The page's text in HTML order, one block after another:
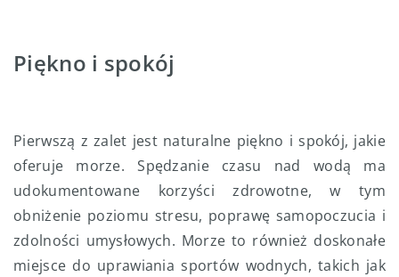
Piękno i spokój
Pierwszą z zalet jest naturalne piękno i spokój, jakie
oferuje morze. Spędzanie czasu nad wodą ma
udokumentowane korzyści zdrowotne, w tym
obniżenie poziomu stresu, poprawę samopoczucia i
zdolności umysłowych. Morze to również doskonałe
miejsce do uprawiania sportów wodnych, takich jak